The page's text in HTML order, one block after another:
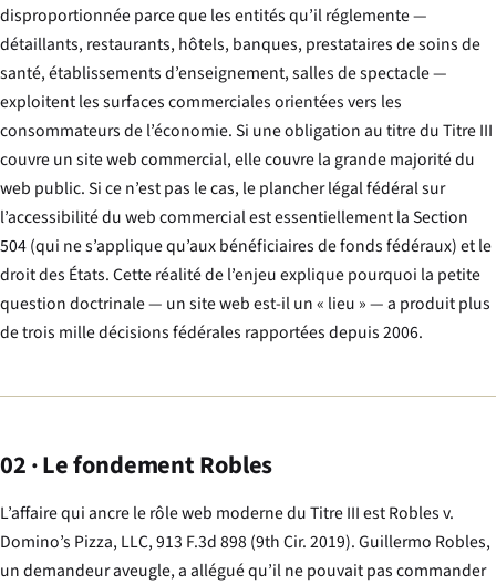
disproportionnée parce que les entités qu’il réglemente —
détaillants, restaurants, hôtels, banques, prestataires de soins de
santé, établissements d’enseignement, salles de spectacle —
exploitent les surfaces commerciales orientées vers les
consommateurs de l’économie. Si une obligation au titre du Titre III
couvre un site web commercial, elle couvre la grande majorité du
web public. Si ce n’est pas le cas, le plancher légal fédéral sur
l’accessibilité du web commercial est essentiellement la Section
504 (qui ne s’applique qu’aux bénéficiaires de fonds fédéraux) et le
droit des États. Cette réalité de l’enjeu explique pourquoi la petite
question doctrinale — un site web est-il un « lieu » — a produit plus
de trois mille décisions fédérales rapportées depuis 2006.
02 · Le fondement Robles
L’affaire qui ancre le rôle web moderne du Titre III estRobles v.
Domino’s Pizza, LLC, 913 F.3d 898 (9th Cir. 2019). Guillermo Robles,
un demandeur aveugle, a allégué qu’il ne pouvait pas commander